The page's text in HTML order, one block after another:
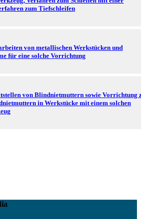
zum Tiefschleifen
von metallischen Werkstücken und
für eine solche Vorrichtung
von Blindnietmuttern sowie Vorrichtung
in Werkstücke mit einem solchen